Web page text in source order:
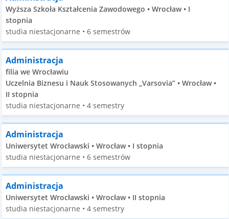
Wyższa Szkoła Kształcenia Zawodowego • Wrocław • I
stopnia
studia niestacjonarne • 6 semestrów
Administracja
filia we Wrocławiu
Uczelnia Biznesu i Nauk Stosowanych „Varsovia” • Wrocław •
II stopnia
studia niestacjonarne • 4 semestry
Administracja
Uniwersytet Wrocławski • Wrocław • I stopnia
studia niestacjonarne • 6 semestrów
Administracja
Uniwersytet Wrocławski • Wrocław • II stopnia
studia niestacjonarne • 4 semestry